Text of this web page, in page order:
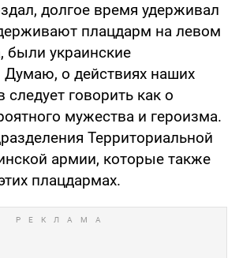
долгое время удерживал
плацдарм на левом
были украинские
Думаю, о действиях наших
следует говорить как о
мужества и героизма.
Территориальной
армии, которые также
плацдармах.